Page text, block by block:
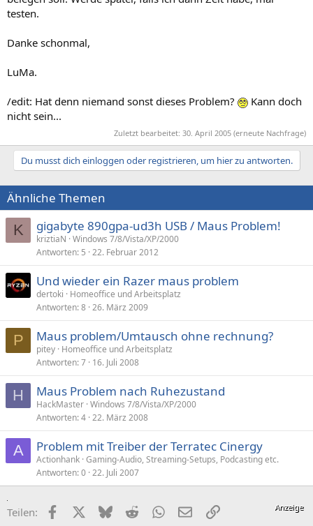
testen.
Danke schonmal,
LuMa.
/edit: Hat denn niemand sonst dieses Problem?
Kann doch
nicht sein...
Zuletzt bearbeitet: 30. April 2005 (erneute Nachfrage)
Du musst dich einloggen oder registrieren, um hier zu antworten.
Ähnliche Themen
K gigabyte 890gpa-ud3h USB / Maus Problem!
kriztiaN Windows 7/8/Vista/XP/2000
Antworten 5 22. Februar 2012
Und wieder ein Razer maus problem
dertoki
Homeoffice und Arbeitsplatz
Antworten 8 26. März 2009
P Maus problem/Umtausch ohne rechnung?
pitey Homeoffice und Arbeitsplatz
Antworten 7 16. Juli 2008
H Maus Problem nach Ruhezustand
HackMaster Windows 7/8/Vista/XP/2000
Antworten 4 22. März 2008
A Problem mit Treiber der Terratec Cinergy
Actionhank Gaming-Audio, Streaming-Setups, Podcasting etc.
Antworten 0 22. Juli 2007
Teilen: FacebookX (Twitter)
BlueskyRedditWhatsApp
E-MailLink